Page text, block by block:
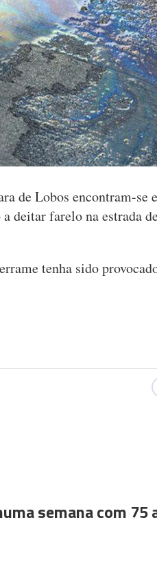
de Lobos encontram-se
deitar farelo na estrada
tenha sido
semana com 75